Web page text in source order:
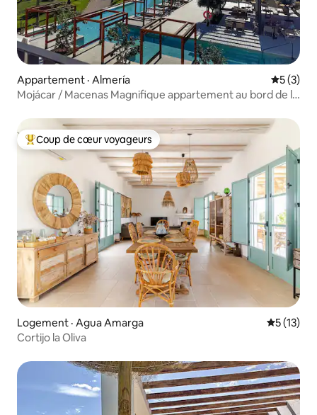
Appartement · Almería Note
5 (3)
Mojácar / Macenas Magnifique appartement au bord de la
Coup de cœur voyageurs parmi les plus aimés
Coup de cœur voyageurs
Logement · Agua Amarga Note
5 (13)
Cortijo la Oliva